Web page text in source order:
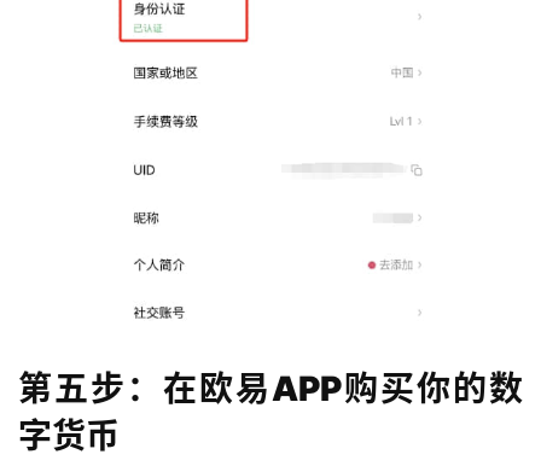
第五步：在欧易APP购买你的数
字货币